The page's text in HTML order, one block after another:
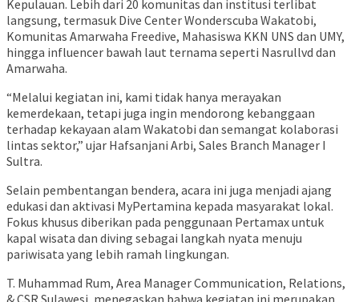
Kepulauan. Lebih dari 20 komunitas dan institusi terlibat
langsung, termasuk Dive Center Wonderscuba Wakatobi,
Komunitas Amarwaha Freedive, Mahasiswa KKN UNS dan UMY,
hingga influencer bawah laut ternama seperti Nasrullvd dan
Amarwaha.
“Melalui kegiatan ini, kami tidak hanya merayakan
kemerdekaan, tetapi juga ingin mendorong kebanggaan
terhadap kekayaan alam Wakatobi dan semangat kolaborasi
lintas sektor,” ujar Hafsanjani Arbi, Sales Branch Manager I
Sultra.
Selain pembentangan bendera, acara ini juga menjadi ajang
edukasi dan aktivasi MyPertamina kepada masyarakat lokal.
Fokus khusus diberikan pada penggunaan Pertamax untuk
kapal wisata dan diving sebagai langkah nyata menuju
pariwisata yang lebih ramah lingkungan.
T. Muhammad Rum, Area Manager Communication, Relations,